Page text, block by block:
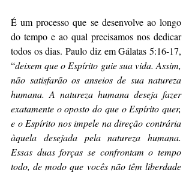
É um processo que se desenvolve ao longo
do tempo e ao qual precisamos nos dedicar
todos os dias. Paulo diz em Gálatas 5:16-17,
“deixem que o Espírito guie sua vida. Assim,
não satisfarão os anseios de sua natureza
humana. A natureza humana deseja fazer
exatamente o oposto do que o Espírito quer,
e o Espírito nos impele na direção contrária
àquela desejada pela natureza humana.
Essas duas forças se confrontam o tempo
todo, de modo que vocês não têm liberdade